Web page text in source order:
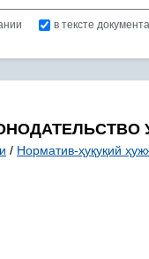
в тексте документа
/ Норматив-ҳуқуқий